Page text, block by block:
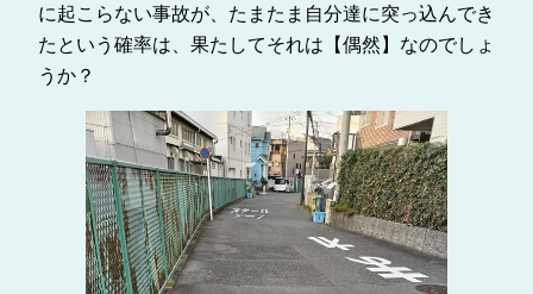
に起こらない事故が、たまたま自分達に突っ込んでき
たという確率は、果たしてそれは【偶然】なのでしょ
うか？